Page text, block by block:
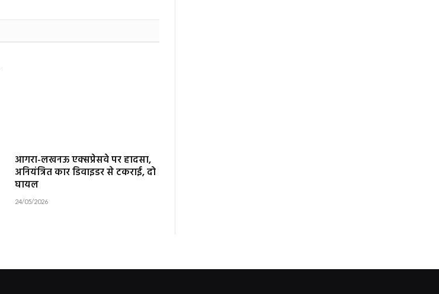
आगरा-लखनऊ एक्सप्रेसवे पर हादसा,
अनियंत्रित कार डिवाइडर से टकराई, दो
घायल
24/05/2026